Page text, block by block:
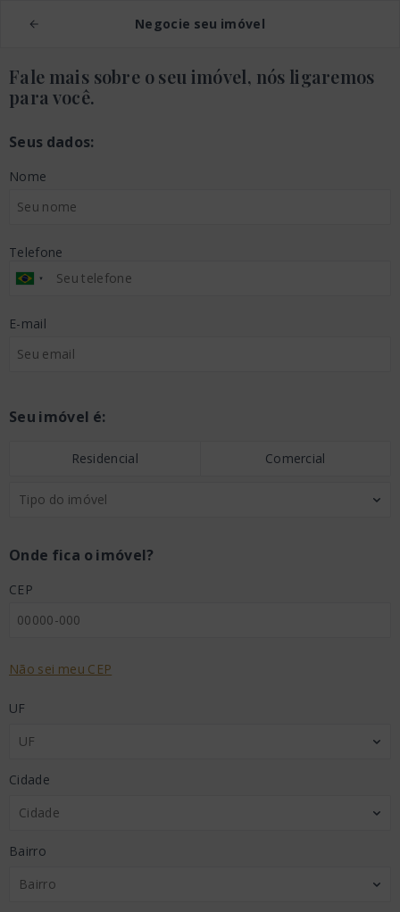
Negocie seu imóvel
Fale mais sobre o seu imóvel, nós ligaremos
para você.
Seus dados:
Nome
Telefone
E-mail
Seu imóvel é:
Residencial Comercial
Tipo do imóvel
Onde fica o imóvel?
CEP
Não sei meu CEP
UF
UF
Cidade
Cidade
Bairro
Bairro